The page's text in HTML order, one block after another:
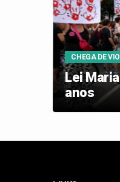
CHEGA DE
Lei
anos